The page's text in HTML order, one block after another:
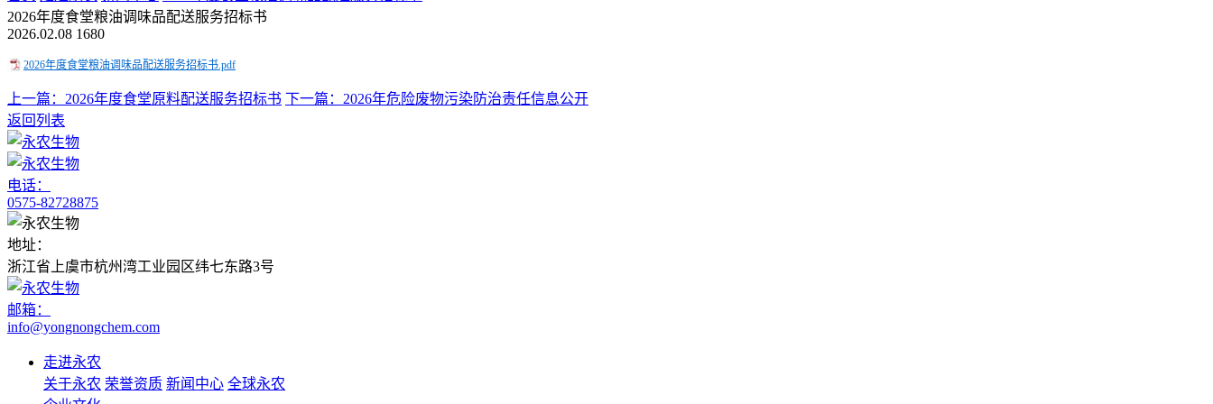
2026年度食堂粮油调味品配送服务招标书
2026.02.08 1680
2026年度食堂粮油调味品配送服务招标书.pdf
上一篇：2026年度食堂原料配送服务招标书 下一篇：2026年危险废物污染防治责任信息公开
返回列表
电话：
0575-82728875
地址：
浙江省上虞市杭州湾工业园区纬七东路3号
邮箱：
info@yongnongchem.com
走进永农
关于永农 荣誉资质 新闻中心 全球永农